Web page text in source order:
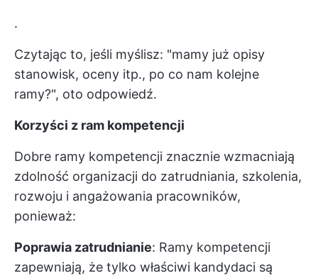
.
Czytając to, jeśli myślisz: "mamy już opisy
stanowisk, oceny itp., po co nam kolejne
ramy?", oto odpowiedź.
Korzyści z ram kompetencji
Dobre ramy kompetencji znacznie wzmacniają
zdolność organizacji do zatrudniania, szkolenia,
rozwoju i angażowania pracowników,
ponieważ:
Poprawia zatrudnianie: Ramy kompetencji
zapewniają, że tylko właściwi kandydaci są